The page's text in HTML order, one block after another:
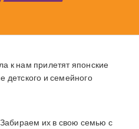
к нам прилетят японские
детского и семейного
их в свою семью с